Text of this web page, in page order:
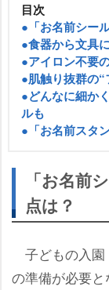
目次
●「お名前シー
●食器から文具
●アイロン不要
●肌触り抜群の
●どんなに細か
ルも
●「お名前スタ
「お名前
点は？
子どもの入園
の準備が必要